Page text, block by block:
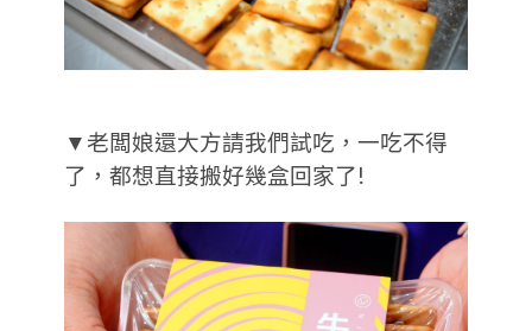
▼老闆娘還大方請我們試吃，一吃不得
了，都想直接搬好幾盒回家了!